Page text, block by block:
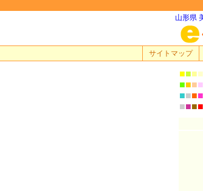
山形県
サイトマップ
■■■■
■■■■
■■■■
■■■■